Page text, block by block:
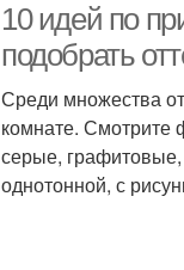
10 идей по
подобрать
Среди множества
комнате. Смотрите
серые, графитовые,
однотонной, с